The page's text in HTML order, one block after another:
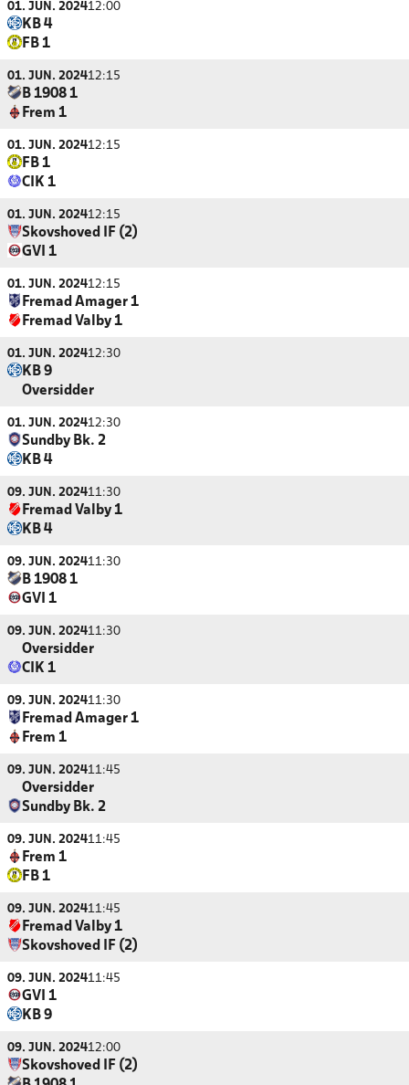
01. JUN. 202412:00
KB 4
FB 1
01. JUN. 202412:15
B 1908 1
Frem 1
01. JUN. 202412:15
FB 1
CIK 1
01. JUN. 202412:15
Skovshoved IF (2)
GVI 1
01. JUN. 202412:15
Fremad Amager 1
Fremad Valby 1
01. JUN. 202412:30
KB 9
Oversidder
01. JUN. 202412:30
Sundby Bk. 2
KB 4
09. JUN. 202411:30
Fremad Valby 1
KB 4
09. JUN. 202411:30
B 1908 1
GVI 1
09. JUN. 202411:30
Oversidder
CIK 1
09. JUN. 202411:30
Fremad Amager 1
Frem 1
09. JUN. 202411:45
Oversidder
Sundby Bk. 2
09. JUN. 202411:45
Frem 1
FB 1
09. JUN. 202411:45
Fremad Valby 1
Skovshoved IF (2)
09. JUN. 202411:45
GVI 1
KB 9
09. JUN. 202412:00
Skovshoved IF (2)